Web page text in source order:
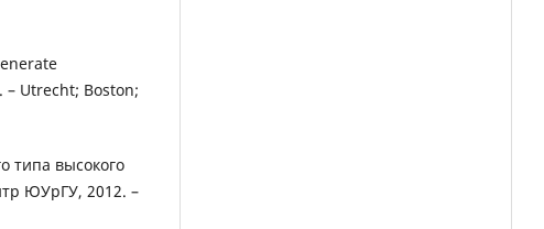
– Utrecht; Boston;
типа высокого
ЮУрГУ, 2012. –